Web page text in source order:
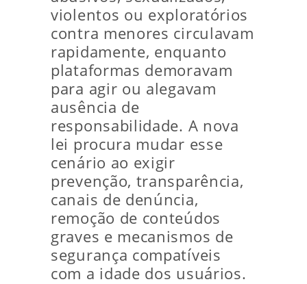
violentos ou exploratórios
contra menores circulavam
rapidamente, enquanto
plataformas demoravam
para agir ou alegavam
ausência de
responsabilidade. A nova
lei procura mudar esse
cenário ao exigir
prevenção, transparência,
canais de denúncia,
remoção de conteúdos
graves e mecanismos de
segurança compatíveis
com a idade dos usuários.